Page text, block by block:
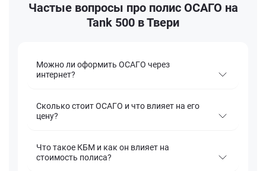
Частые вопросы про полис ОСАГО на
Tank 500 в Твери
Можно ли оформить ОСАГО через
интернет?
Сколько стоит ОСАГО и что влияет на его
цену?
Что такое КБМ и как он влияет на
стоимость полиса?